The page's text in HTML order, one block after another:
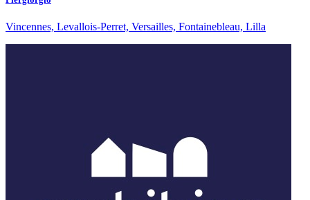
Vincennes, Levallois-Perret, Versailles, Fontainebleau, Lilla